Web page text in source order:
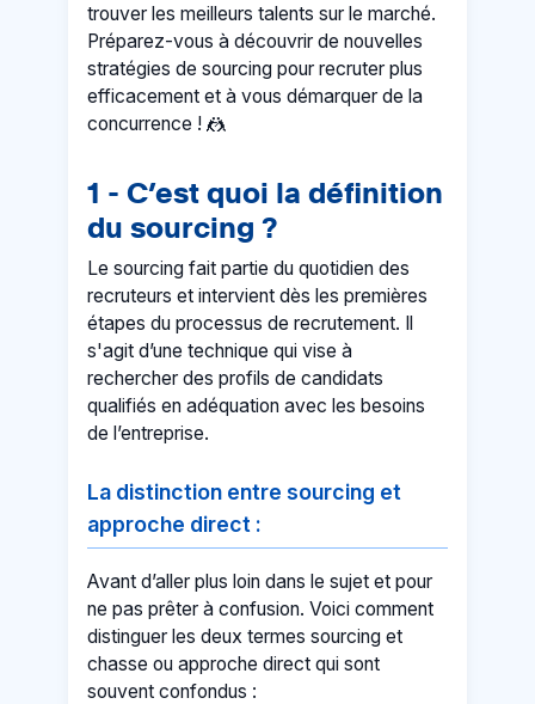
trouver les meilleurs talents sur le marché.
Préparez-vous à découvrir de nouvelles
stratégies de sourcing pour recruter plus
efficacement et à vous démarquer de la
concurrence ! 🤼
1 - C’est quoi la définition
du sourcing ?
Le sourcing fait partie du quotidien des
recruteurs et intervient dès les premières
étapes du processus de recrutement. Il
s'agit d’une technique qui vise à
rechercher des profils de candidats
qualifiés en adéquation avec les besoins
de l’entreprise.
La distinction entre sourcing et
approche direct :
Avant d’aller plus loin dans le sujet et pour
ne pas prêter à confusion. Voici comment
distinguer les deux termes sourcing et
chasse ou approche direct qui sont
souvent confondus :